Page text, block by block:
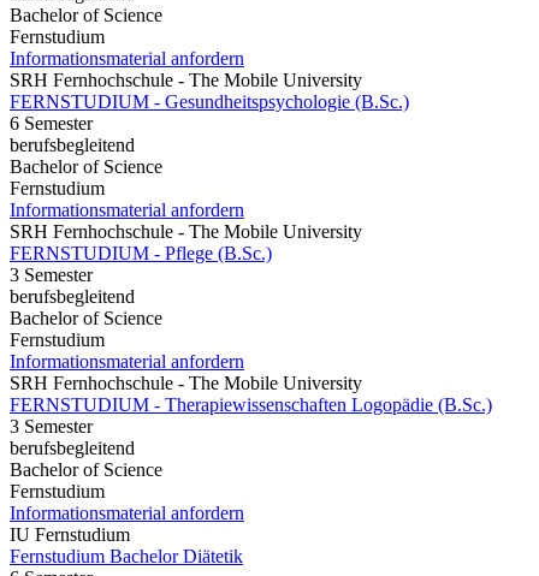
Bachelor of Science
Fernstudium
Informationsmaterial anfordern
SRH Fernhochschule - The Mobile University
FERNSTUDIUM - Gesundheitspsychologie (B.Sc.)
6 Semester
berufsbegleitend
Bachelor of Science
Fernstudium
Informationsmaterial anfordern
SRH Fernhochschule - The Mobile University
FERNSTUDIUM - Pflege (B.Sc.)
3 Semester
berufsbegleitend
Bachelor of Science
Fernstudium
Informationsmaterial anfordern
SRH Fernhochschule - The Mobile University
FERNSTUDIUM - Therapiewissenschaften Logopädie (B.Sc.)
3 Semester
berufsbegleitend
Bachelor of Science
Fernstudium
Informationsmaterial anfordern
IU Fernstudium
Fernstudium Bachelor Diätetik